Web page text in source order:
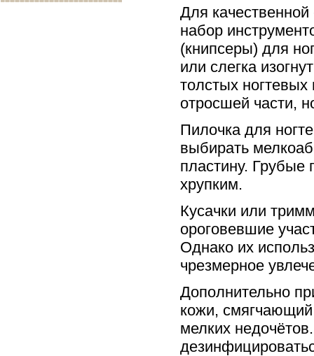
Для
набор
(книпсеры) для
или слегка
толстых
отросшей части,
Пилочка для
выбирать
пластину. Грубые
хрупким.
Кусачки или
ороговевшие
Однако их
чрезмерное
Дополнительно
кожи,
мелких